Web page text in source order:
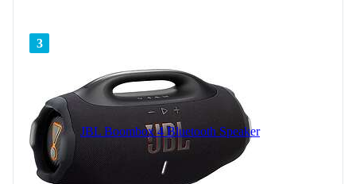
3
JBL Boombox 4 Bluetooth Speaker